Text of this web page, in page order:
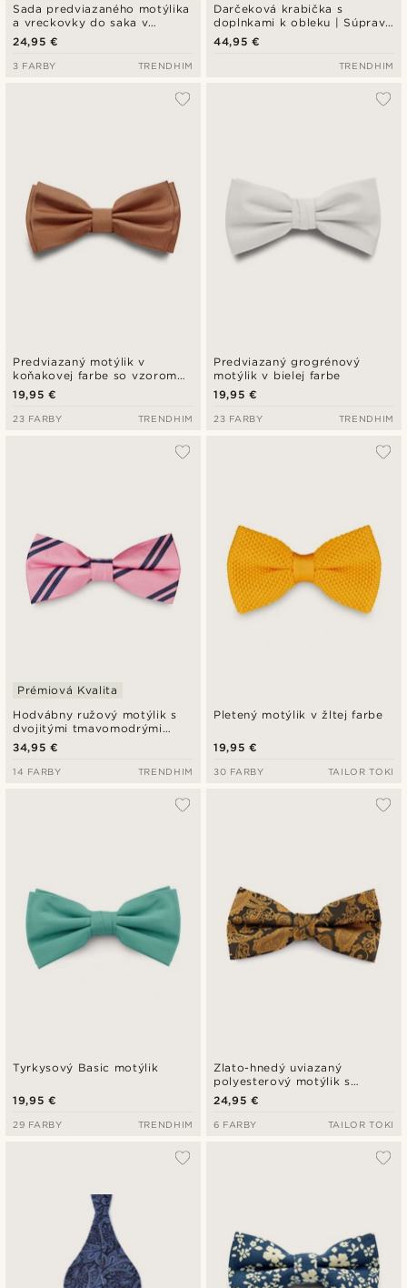
Sada predviazaného motýlika
a vreckovky do saka v
mentolovo zelenej farbe
24,95 €
3 FARBY TRENDHIM
Darčeková krabička s
doplnkami k obleku | Súprava
v modrej, bielej a striebornej
farbe
44,95 €
TRENDHIM
Predviazaný motýlik v
koňakovej farbe so vzorom
rybej kosti
19,95 €
23 FARBY TRENDHIM
Predviazaný grogrénový
motýlik v bielej farbe
19,95 €
23 FARBY TRENDHIM
Hodvábny ružový motýlik s
dvojitými tmavomodrými
pruhmi
Prémiová Kvalita
34,95 €
14 FARBY TRENDHIM
Pletený motýlik v žltej farbe
19,95 €
30 FARBY TAILOR TOKI
Tyrkysový Basic motýlik
19,95 €
29 FARBY TRENDHIM
Zlato-hnedý uviazaný
polyesterový motýlik s
Paisley vzorom
24,95 €
6 FARBY TAILOR TOKI